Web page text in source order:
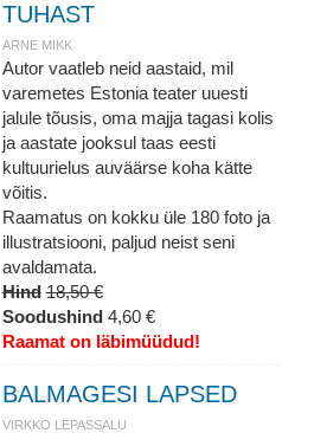
TUHAST
ARNE MIKK
Autor vaatleb neid aastaid, mil
varemetes Estonia teater uuesti
jalule tõusis, oma majja tagasi kolis
ja aastate jooksul taas eesti
kultuurielus auväärse koha kätte
võitis.
Raamatus on kokku üle 180 foto ja
illustratsiooni, paljud neist seni
avaldamata.
Hind 18,50 €
Soodushind 4,60 €
Raamat on läbimüüdud!
BALMAGESI LAPSED
VIRKKO LEPASSALU